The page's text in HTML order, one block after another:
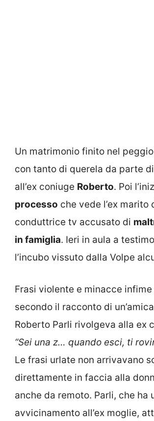
Un matrimonio finito nel
con tanto di querela da parte
all’ex coniuge Roberto. Poi
processo che vede l’ex marito
conduttrice tv accusato di
in famiglia. Ieri in aula a
l’incubo vissuto dalla Volpe
Frasi violente e minacce
secondo il racconto di
Roberto Parli rivolgeva alla ex
“Sei una z… quando esci, ti
Le frasi urlate non arrivavano
direttamente in faccia alla
anche da remoto. Parli, che ha
avvicinamento all’ex moglie,